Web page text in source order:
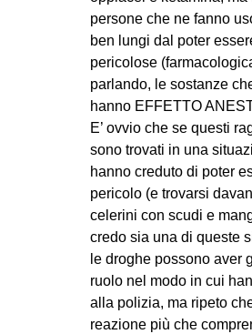
persone che ne fanno
ben lungi dal poter
pericolose
parlando, le sostanze
hanno EFFETTO
E’ ovvio che se questi
sono trovati in una
hanno creduto di poter
pericolo (e trovarsi
celerini con scudi e
credo sia una di queste
le droghe possono aver
ruolo nel modo in cui
alla polizia, ma ripeto
reazione più che